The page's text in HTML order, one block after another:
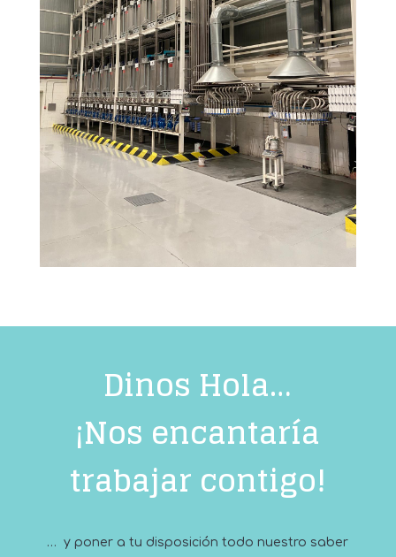
Dinos Hola…
¡Nos encantaría
trabajar contigo!
… y poner a tu disposición todo nuestro saber